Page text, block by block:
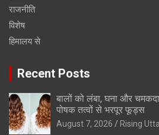
राजनीति
विशेष
हिमालय से
Recent Posts
बालों को लंबा, घना और
पोषक तत्वों से भरपूर फूड्स
August 7, 2026 Rising